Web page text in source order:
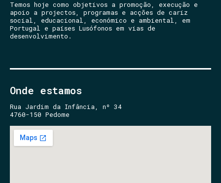
Temos hoje como objetivos a promoção, execução e
apoio a projectos, programas e acções de cariz
social, educacional, económico e ambiental, em
Portugal e países Lusófonos em vias de
desenvolvimento.
Onde estamos
Rua Jardim da Infância, nº 34
4760-150 Pedome